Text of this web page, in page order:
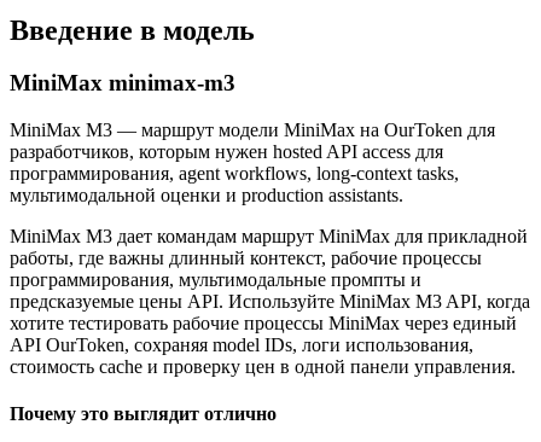
Введение в модель
MiniMax minimax-m3
MiniMax M3 — маршрут модели MiniMax на OurToken для
разработчиков, которым нужен hosted API access для
программирования, agent workflows, long-context tasks,
мультимодальной оценки и production assistants.
MiniMax M3 дает командам маршрут MiniMax для прикладной
работы, где важны длинный контекст, рабочие процессы
программирования, мультимодальные промпты и
предсказуемые цены API. Используйте MiniMax M3 API, когда
хотите тестировать рабочие процессы MiniMax через единый
API OurToken, сохраняя model IDs, логи использования,
стоимость cache и проверку цен в одной панели управления.
Почему это выглядит отлично